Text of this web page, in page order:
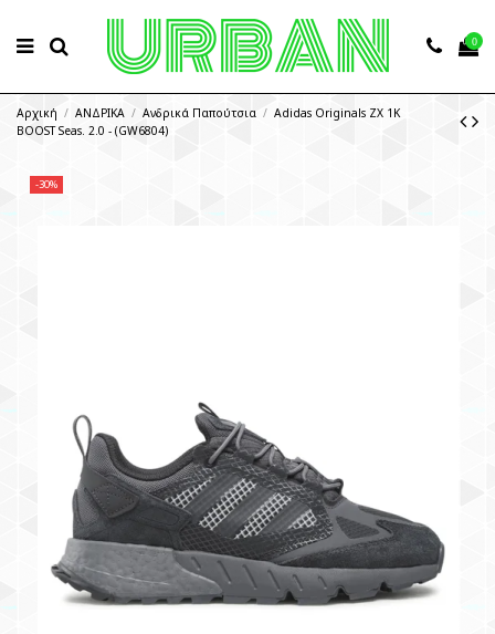
0
Αρχική ΑΝΔΡΙΚΑ Ανδρικά Παπούτσια
Adidas Originals ZX 1K
BOOST Seas. 2.0 - (GW6804)
-30%